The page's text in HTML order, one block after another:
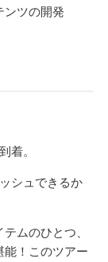
ンツの開発
着。
シュできるか
ムのひとつ、
能！このツアー